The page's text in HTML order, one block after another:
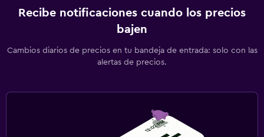
Recibe notificaciones cuando los precios
bajen
Cambios diarios de precios en tu bandeja de entrada: solo con las
alertas de precios.